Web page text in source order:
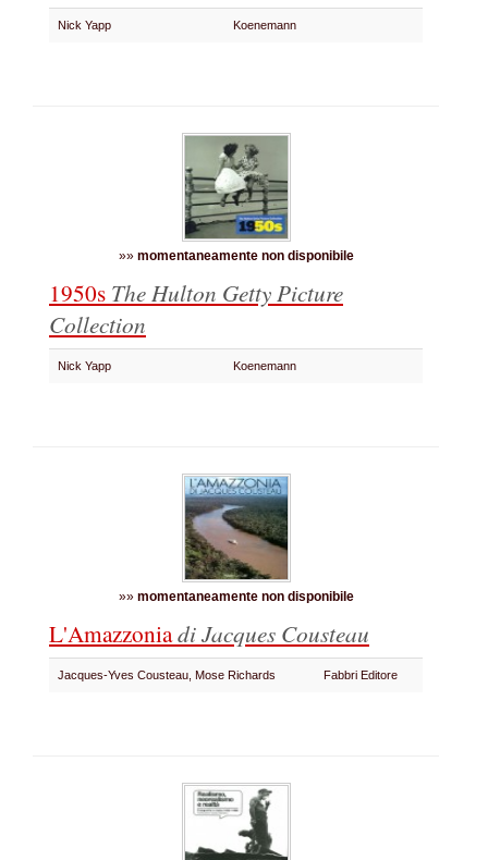
Nick Yapp Koenemann
»» momentaneamente non disponibile
1950s The Hulton Getty Picture
Collection
Nick Yapp Koenemann
»» momentaneamente non disponibile
L'Amazzoniadi Jacques Cousteau
Jacques-Yves Cousteau, Mose Richards Fabbri Editore